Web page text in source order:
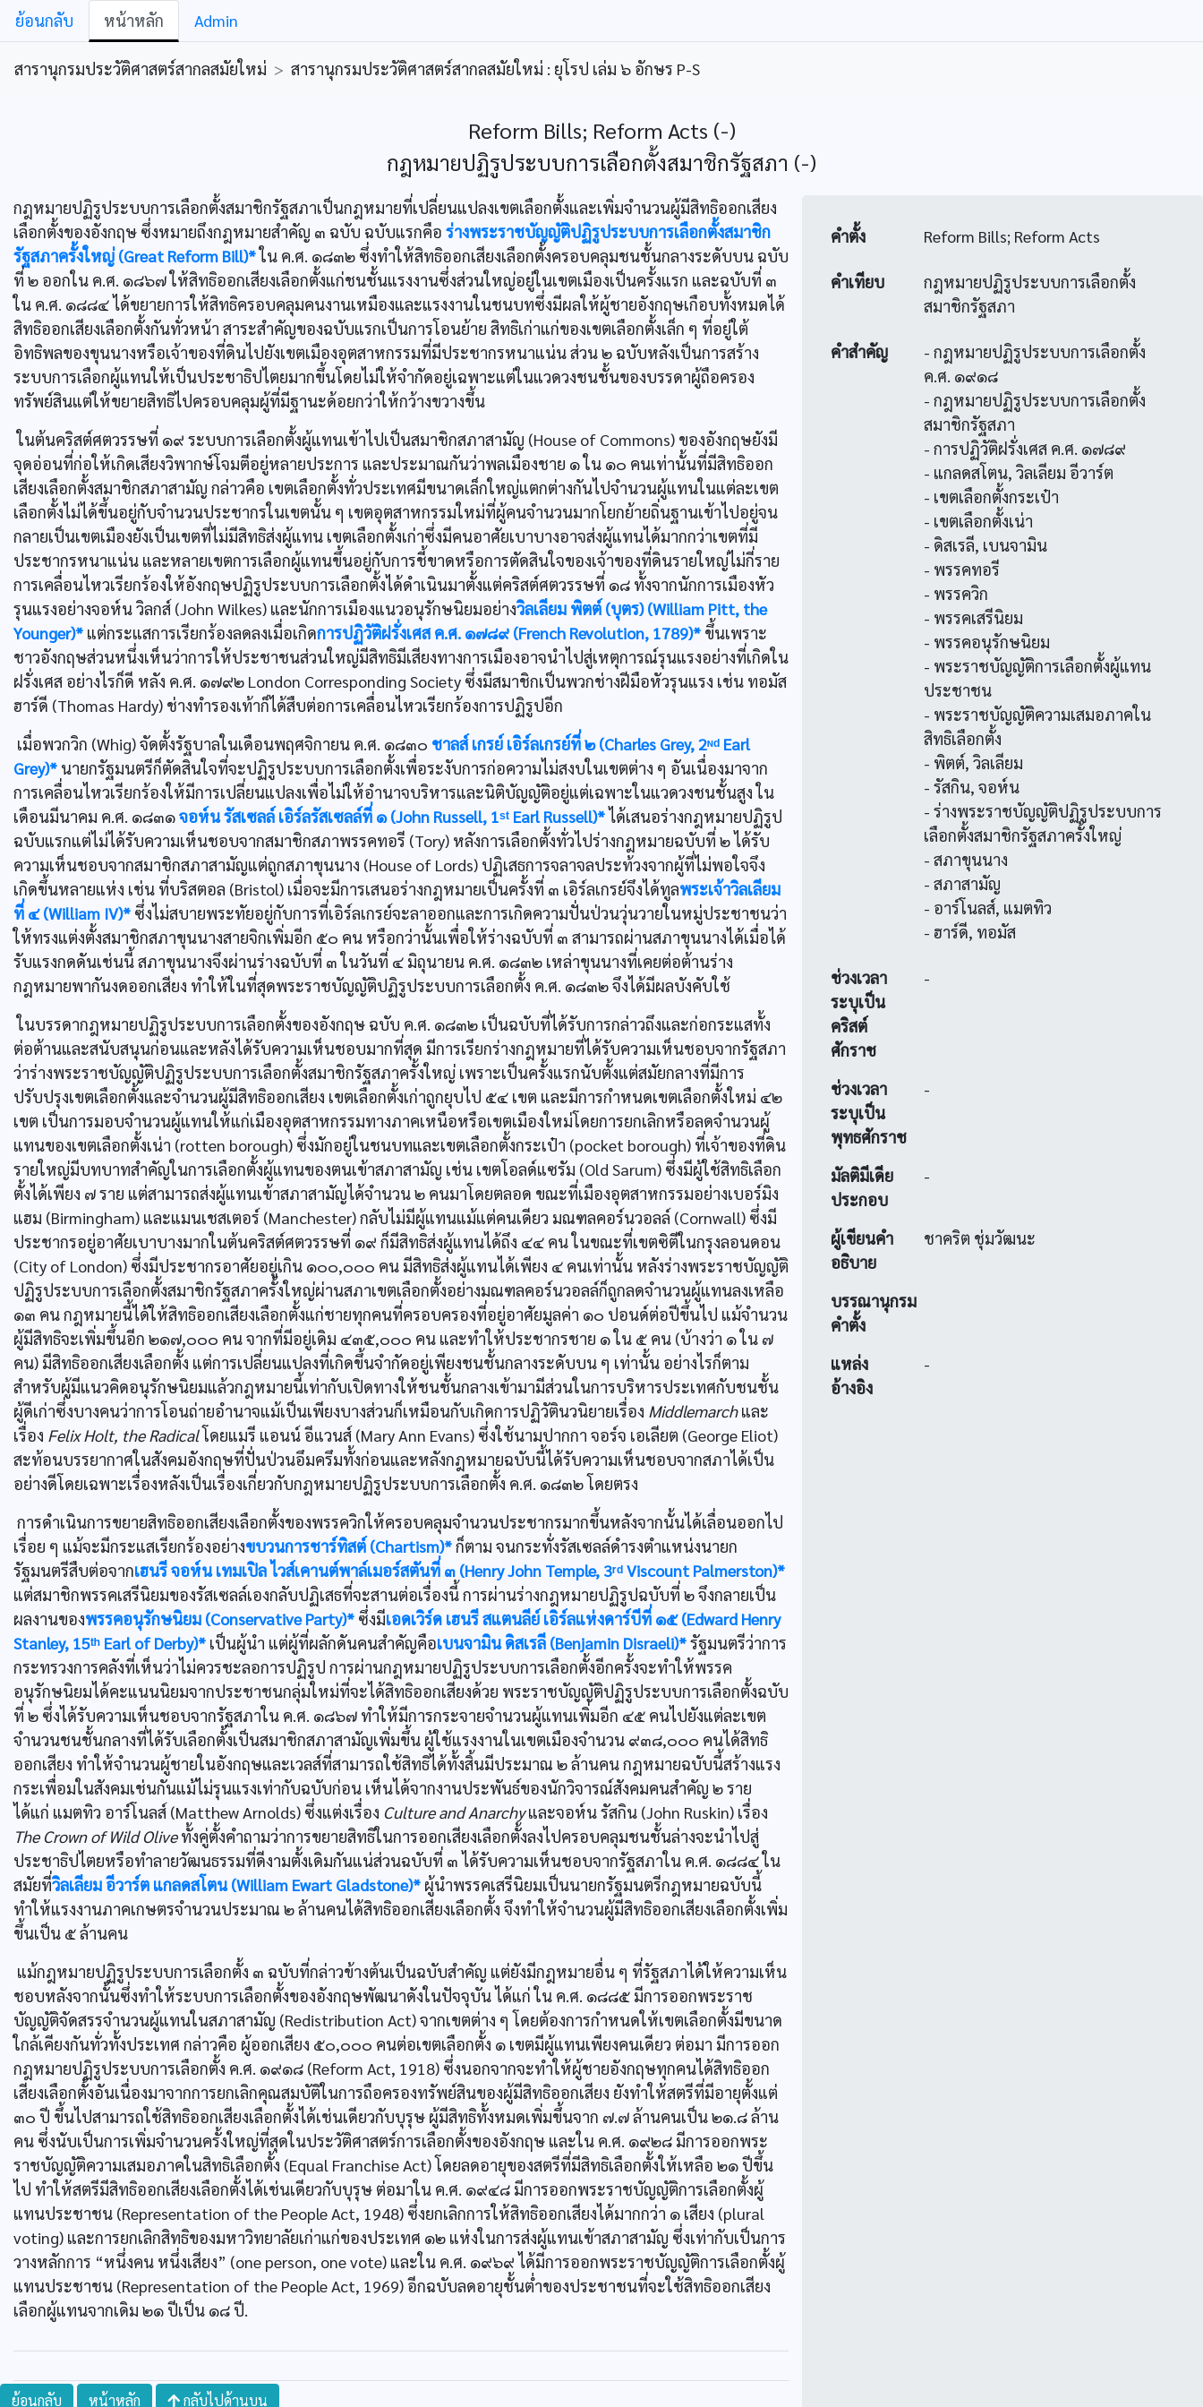
ย้อนกลับ หน้าหลัก Admin
สารานุกรมประวัติศาสตร์สากลสมัยใหม่ > สารานุกรมประวัติศาสตร์สากลสมัยใหม่ : ยุโรป เล่ม ๖ อักษร P-S
Reform Bills; Reform Acts (-)
กฎหมายปฏิรูประบบการเลือกตั้งสมาชิกรัฐสภา (-)
กฎหมายปฏิรูประบบการเลือกตั้งสมาชิกรัฐสภาเป็นกฎหมายที่เปลี่ยนแปลงเขตเลือกตั้งและเพิ่มจำนวนผู้มีสิทธิออกเสียง
เลือกตั้งของอังกฤษ ซึ่งหมายถึงกฎหมายสำคัญ ๓ ฉบับ ฉบับแรกคือ ร่างพระราชบัญญัติปฏิรูประบบการเลือกตั้งสมาชิก
รัฐสภาครั้งใหญ่ (Great Reform Bill)*ใน ค.ศ. ๑๘๓๒ ซึ่งทำให้สิทธิออกเสียงเลือกตั้งครอบคลุมชนชั้นกลางระดับบน ฉบับ
ที่ ๒ ออกใน ค.ศ. ๑๘๖๗ ให้สิทธิออกเสียงเลือกตั้งแก่ชนชั้นแรงงานซึ่งส่วนใหญ่อยู่ในเขตเมืองเป็นครั้งแรก และฉบับที่ ๓
ใน ค.ศ. ๑๘๘๔ ได้ขยายการให้สิทธิครอบคลุมคนงานเหมืองและแรงงานในชนบทซึ่งมีผลให้ผู้ชายอังกฤษเกือบทั้งหมดได้
สิทธิออกเสียงเลือกตั้งกันทั่วหน้า สาระสำคัญของฉบับแรกเป็นการโอนย้าย สิทธิเก่าแก่ของเขตเลือกตั้งเล็ก ๆ ที่อยู่ใต้
อิทธิพลของขุนนางหรือเจ้าของที่ดินไปยังเขตเมืองอุตสาหกรรมที่มีประชากรหนาแน่น ส่วน ๒ ฉบับหลังเป็นการสร้าง
ระบบการเลือกผู้แทนให้เป็นประชาธิปไตยมากขึ้นโดยไม่ให้จำกัดอยู่เฉพาะแต่ในแวดวงชนชั้นของบรรดาผู้ถือครอง
ทรัพย์สินแต่ให้ขยายสิทธิไปครอบคลุมผู้ที่มีฐานะด้อยกว่าให้กว้างขวางขึ้น
ในต้นคริสต์ศตวรรษที่ ๑๙ ระบบการเลือกตั้งผู้แทนเข้าไปเป็นสมาชิกสภาสามัญ (House of Commons) ของอังกฤษยังมี
จุดอ่อนที่ก่อให้เกิดเสียงวิพากษ์โจมตีอยู่หลายประการ และประมาณกันว่าพลเมืองชาย ๑ ใน ๑๐ คนเท่านั้นที่มีสิทธิออก
เสียงเลือกตั้งสมาชิกสภาสามัญ กล่าวคือ เขตเลือกตั้งทั่วประเทศมีขนาดเล็กใหญ่แตกต่างกันไปจำนวนผู้แทนในแต่ละเขต
เลือกตั้งไม่ได้ขึ้นอยู่กับจำนวนประชากรในเขตนั้น ๆ เขตอุตสาหกรรมใหม่ที่ผู้คนจำนวนมากโยกย้ายถิ่นฐานเข้าไปอยู่จน
กลายเป็นเขตเมืองยังเป็นเขตที่ไม่มีสิทธิส่งผู้แทน เขตเลือกตั้งเก่าซึ่งมีคนอาศัยเบาบางอาจส่งผู้แทนได้มากกว่าเขตที่มี
ประชากรหนาแน่น และหลายเขตการเลือกผู้แทนขึ้นอยู่กับการชี้ขาดหรือการตัดสินใจของเจ้าของที่ดินรายใหญ่ไม่กี่ราย
การเคลื่อนไหวเรียกร้องให้อังกฤษปฏิรูประบบการเลือกตั้งได้ดำเนินมาตั้งแต่คริสต์ศตวรรษที่ ๑๘ ทั้งจากนักการเมืองหัว
รุนแรงอย่างจอห์น วิลกส์ (John Wilkes) และนักการเมืองแนวอนุรักษนิยมอย่างวิลเลียม พิตต์ (บุตร) (William Pitt, the
Younger)* แต่กระแสการเรียกร้องลดลงเมื่อเกิดการปฏิวัติฝรั่งเศส ค.ศ. ๑๗๘๙ (French Revolution, 1789)* ขึ้นเพราะ
ชาวอังกฤษส่วนหนึ่งเห็นว่าการให้ประชาชนส่วนใหญ่มีสิทธิมีเสียงทางการเมืองอาจนำไปสู่เหตุการณ์รุนแรงอย่างที่เกิดใน
ฝรั่งเศส อย่างไรก็ดี หลัง ค.ศ. ๑๗๙๒ London Corresponding Society ซึ่งมีสมาชิกเป็นพวกช่างฝีมือหัวรุนแรง เช่น ทอมัส
ฮาร์ดี (Thomas Hardy) ช่างทำรองเท้าก็ได้สืบต่อการเคลื่อนไหวเรียกร้องการปฏิรูปอีก
เมื่อพวกวิก (Whig) จัดตั้งรัฐบาลในเดือนพฤศจิกายน ค.ศ. ๑๘๓๐ ชาลส์ เกรย์ เอิร์ลเกรย์ที่ ๒ (Charles Grey, 2ᶰᵈ Earl
Grey)* นายกรัฐมนตรีก็ตัดสินใจที่จะปฏิรูประบบการเลือกตั้งเพื่อระงับการก่อความไม่สงบในเขตต่าง ๆ อันเนื่องมาจาก
การเคลื่อนไหวเรียกร้องให้มีการเปลี่ยนแปลงเพื่อไม่ให้อำนาจบริหารและนิติบัญญัติอยู่แต่เฉพาะในแวดวงชนชั้นสูง ใน
เดือนมีนาคม ค.ศ. ๑๘๓๑จอห์น รัสเซลล์ เอิร์ลรัสเซลล์ที่ ๑ (John Russell, 1ˢᵗ Earl Russell)*ได้เสนอร่างกฎหมายปฏิรูป
ฉบับแรกแต่ไม่ได้รับความเห็นชอบจากสมาชิกสภาพรรคทอรี (Tory) หลังการเลือกตั้งทั่วไปร่างกฎหมายฉบับที่ ๒ ได้รับ
ความเห็นชอบจากสมาชิกสภาสามัญแต่ถูกสภาขุนนาง (House of Lords) ปฏิเสธการจลาจลประท้วงจากผู้ที่ไม่พอใจจึง
เกิดขึ้นหลายแห่ง เช่น ที่บริสตอล (Bristol) เมื่อจะมีการเสนอร่างกฎหมายเป็นครั้งที่ ๓ เอิร์ลเกรย์จึงได้ทูลพระเจ้าวิลเลียม
ที่ ๔ (William IV)* ซึ่งไม่สบายพระทัยอยู่กับการที่เอิร์ลเกรย์จะลาออกและการเกิดความปั่นป่วนวุ่นวายในหมู่ประชาชนว่า
ให้ทรงแต่งตั้งสมาชิกสภาขุนนางสายจิกเพิ่มอีก ๕๐ คน หรือกว่านั้นเพื่อให้ร่างฉบับที่ ๓ สามารถผ่านสภาขุนนางได้เมื่อได้
รับแรงกดดันเช่นนี้ สภาขุนนางจึงผ่านร่างฉบับที่ ๓ ในวันที่ ๔ มิถุนายน ค.ศ. ๑๘๓๒ เหล่าขุนนางที่เคยต่อต้านร่าง
กฎหมายพากันงดออกเสียง ทำให้ในที่สุดพระราชบัญญัติปฏิรูประบบการเลือกตั้ง ค.ศ. ๑๘๓๒ จึงได้มีผลบังคับใช้
ในบรรดากฎหมายปฏิรูประบบการเลือกตั้งของอังกฤษ ฉบับ ค.ศ. ๑๘๓๒ เป็นฉบับที่ได้รับการกล่าวถึงและก่อกระแสทั้ง
ต่อต้านและสนับสนุนก่อนและหลังได้รับความเห็นชอบมากที่สุด มีการเรียกร่างกฎหมายที่ได้รับความเห็นชอบจากรัฐสภา
ว่าร่างพระราชบัญญัติปฏิรูประบบการเลือกตั้งสมาชิกรัฐสภาครั้งใหญ่ เพราะเป็นครั้งแรกนับตั้งแต่สมัยกลางที่มีการ
ปรับปรุงเขตเลือกตั้งและจำนวนผู้มีสิทธิออกเสียง เขตเลือกตั้งเก่าถูกยุบไป ๕๔ เขต และมีการกำหนดเขตเลือกตั้งใหม่ ๔๒
เขต เป็นการมอบจำนวนผู้แทนให้แก่เมืองอุตสาหกรรมทางภาคเหนือหรือเขตเมืองใหม่โดยการยกเลิกหรือลดจำนวนผู้
แทนของเขตเลือกตั้งเน่า (rotten borough) ซึ่งมักอยู่ในชนบทและเขตเลือกตั้งกระเป๋า (pocket borough) ที่เจ้าของที่ดิน
รายใหญ่มีบทบาทสำคัญในการเลือกตั้งผู้แทนของตนเข้าสภาสามัญ เช่น เขตโอลด์แซรัม (Old Sarum) ซึ่งมีผู้ใช้สิทธิเลือก
ตั้งได้เพียง ๗ ราย แต่สามารถส่งผู้แทนเข้าสภาสามัญได้จำนวน ๒ คนมาโดยตลอด ขณะที่เมืองอุตสาหกรรมอย่างเบอร์มิง
แฮม (Birmingham) และแมนเชสเตอร์ (Manchester) กลับไม่มีผู้แทนแม้แต่คนเดียว มณฑลคอร์นวอลล์ (Cornwall) ซึ่งมี
ประชากรอยู่อาศัยเบาบางมากในต้นคริสต์ศตวรรษที่ ๑๙ ก็มีสิทธิส่งผู้แทนได้ถึง ๔๔ คน ในขณะที่เขตซิตีในกรุงลอนดอน
(City of London) ซึ่งมีประชากรอาศัยอยู่เกิน ๑๐๐,๐๐๐ คน มีสิทธิส่งผู้แทนได้เพียง ๔ คนเท่านั้น หลังร่างพระราชบัญญัติ
ปฏิรูประบบการเลือกตั้งสมาชิกรัฐสภาครั้งใหญ่ผ่านสภาเขตเลือกตั้งอย่างมณฑลคอร์นวอลล์ก็ถูกลดจำนวนผู้แทนลงเหลือ
๑๓ คน กฎหมายนี้ได้ให้สิทธิออกเสียงเลือกตั้งแก่ชายทุกคนที่ครอบครองที่อยู่อาศัยมูลค่า ๑๐ ปอนด์ต่อปีขึ้นไป แม้จำนวน
ผู้มีสิทธิจะเพิ่มขึ้นอีก ๒๑๗,๐๐๐ คน จากที่มีอยู่เดิม ๔๓๕,๐๐๐ คน และทำให้ประชากรชาย ๑ ใน ๕ คน (บ้างว่า ๑ ใน ๗
คน) มีสิทธิออกเสียงเลือกตั้ง แต่การเปลี่ยนแปลงที่เกิดขึ้นจำกัดอยู่เพียงชนชั้นกลางระดับบน ๆ เท่านั้น อย่างไรก็ตาม
สำหรับผู้มีแนวคิดอนุรักษนิยมแล้วกฎหมายนี้เท่ากับเปิดทางให้ชนชั้นกลางเข้ามามีส่วนในการบริหารประเทศกับชนชั้น
ผู้ดีเก่าซึ่งบางคนว่าการโอนถ่ายอำนาจแม้เป็นเพียงบางส่วนก็เหมือนกับเกิดการปฏิวัตินวนิยายเรื่อง Middlemarchและ
เรื่อง Felix Holt, the Radicalโดยแมรี แอนน์ อีแวนส์ (Mary Ann Evans) ซึ่งใช้นามปากกา จอร์จ เอเลียต (George Eliot)
สะท้อนบรรยากาศในสังคมอังกฤษที่ปั่นป่วนอึมครึมทั้งก่อนและหลังกฎหมายฉบับนี้ได้รับความเห็นชอบจากสภาได้เป็น
อย่างดีโดยเฉพาะเรื่องหลังเป็นเรื่องเกี่ยวกับกฎหมายปฏิรูประบบการเลือกตั้ง ค.ศ. ๑๘๓๒ โดยตรง
การดำเนินการขยายสิทธิออกเสียงเลือกตั้งของพรรควิกให้ครอบคลุมจำนวนประชากรมากขึ้นหลังจากนั้นได้เลื่อนออกไป
เรื่อย ๆ แม้จะมีกระแสเรียกร้องอย่างขบวนการชาร์ทิสต์ (Chartism)*ก็ตาม จนกระทั่งรัสเซลล์ดำรงตำแหน่งนายก
รัฐมนตรีสืบต่อจากเฮนรี จอห์น เทมเปิล ไวส์เคานต์พาล์เมอร์สตันที่ ๓ (Henry John Temple, 3ʳᵈ Viscount Palmerston)*
แต่สมาชิกพรรคเสรีนิยมของรัสเซลล์เองกลับปฏิเสธที่จะสานต่อเรื่องนี้ การผ่านร่างกฎหมายปฏิรูปฉบับที่ ๒ จึงกลายเป็น
ผลงานของพรรคอนุรักษนิยม (Conservative Party)* ซึ่งมีเอดเวิร์ด เฮนรี สแตนลีย์ เอิร์ลแห่งดาร์บีที่ ๑๕ (Edward Henry
Stanley, 15ᵗʰ Earl of Derby)* เป็นผู้นำ แต่ผู้ที่ผลักดันคนสำคัญคือเบนจามิน ดิสเรลี (Benjamin Disraeli)*รัฐมนตรีว่าการ
กระทรวงการคลังที่เห็นว่าไม่ควรชะลอการปฏิรูป การผ่านกฎหมายปฏิรูประบบการเลือกตั้งอีกครั้งจะทำให้พรรค
อนุรักษนิยมได้คะแนนนิยมจากประชาชนกลุ่มใหม่ที่จะได้สิทธิออกเสียงด้วย พระราชบัญญัติปฏิรูประบบการเลือกตั้งฉบับ
ที่ ๒ ซึ่งได้รับความเห็นชอบจากรัฐสภาใน ค.ศ. ๑๘๖๗ ทำให้มีการกระจายจำนวนผู้แทนเพิ่มอีก ๔๕ คนไปยังแต่ละเขต
จำนวนชนชั้นกลางที่ได้รับเลือกตั้งเป็นสมาชิกสภาสามัญเพิ่มขึ้น ผู้ใช้แรงงานในเขตเมืองจำนวน ๙๓๘,๐๐๐ คนได้สิทธิ
ออกเสียง ทำให้จำนวนผู้ชายในอังกฤษและเวลส์ที่สามารถใช้สิทธิได้ทั้งสิ้นมีประมาณ ๒ ล้านคน กฎหมายฉบับนี้สร้างแรง
กระเพื่อมในสังคมเช่นกันแม้ไม่รุนแรงเท่ากับฉบับก่อน เห็นได้จากงานประพันธ์ของนักวิจารณ์สังคมคนสำคัญ ๒ ราย
ได้แก่ แมตทิว อาร์โนลส์ (Matthew Arnolds) ซึ่งแต่งเรื่อง Culture and Anarchyและจอห์น รัสกิน (John Ruskin) เรื่อง
The Crown of Wild Oliveทั้งคู่ตั้งคำถามว่าการขยายสิทธิในการออกเสียงเลือกตั้งลงไปครอบคลุมชนชั้นล่างจะนำไปสู่
ประชาธิปไตยหรือทำลายวัฒนธรรมที่ดีงามตั้งเดิมกันแน่ส่วนฉบับที่ ๓ ได้รับความเห็นชอบจากรัฐสภาใน ค.ศ. ๑๘๘๔ ใน
สมัยที่วิลเลียม อีวาร์ต แกลดสโตน (William Ewart Gladstone)* ผู้นำพรรคเสรีนิยมเป็นนายกรัฐมนตรีกฎหมายฉบับนี้
ทำให้แรงงานภาคเกษตรจำนวนประมาณ ๒ ล้านคนได้สิทธิออกเสียงเลือกตั้ง จึงทำให้จำนวนผู้มีสิทธิออกเสียงเลือกตั้งเพิ่ม
ขึ้นเป็น ๕ ล้านคน
แม้กฎหมายปฏิรูประบบการเลือกตั้ง ๓ ฉบับที่กล่าวข้างต้นเป็นฉบับสำคัญ แต่ยังมีกฎหมายอื่น ๆ ที่รัฐสภาได้ให้ความเห็น
ชอบหลังจากนั้นซึ่งทำให้ระบบการเลือกตั้งของอังกฤษพัฒนาดังในปัจจุบัน ได้แก่ ใน ค.ศ. ๑๘๘๕ มีการออกพระราช
บัญญัติจัดสรรจำนวนผู้แทนในสภาสามัญ (Redistribution Act) จากเขตต่าง ๆ โดยต้องการกำหนดให้เขตเลือกตั้งมีขนาด
ใกล้เคียงกันทั่วทั้งประเทศ กล่าวคือ ผู้ออกเสียง ๕๐,๐๐๐ คนต่อเขตเลือกตั้ง ๑ เขตมีผู้แทนเพียงคนเดียว ต่อมา มีการออก
กฎหมายปฏิรูประบบการเลือกตั้ง ค.ศ. ๑๙๑๘ (Reform Act, 1918) ซึ่งนอกจากจะทำให้ผู้ชายอังกฤษทุกคนได้สิทธิออก
เสียงเลือกตั้งอันเนื่องมาจากการยกเลิกคุณสมบัติในการถือครองทรัพย์สินของผู้มีสิทธิออกเสียง ยังทำให้สตรีที่มีอายุตั้งแต่
๓๐ ปี ขึ้นไปสามารถใช้สิทธิออกเสียงเลือกตั้งได้เช่นเดียวกับบุรุษ ผู้มีสิทธิทั้งหมดเพิ่มขึ้นจาก ๗.๗ ล้านคนเป็น ๒๑.๘ ล้าน
คน ซึ่งนับเป็นการเพิ่มจำนวนครั้งใหญ่ที่สุดในประวัติศาสตร์การเลือกตั้งของอังกฤษ และใน ค.ศ. ๑๙๒๘ มีการออกพระ
ราชบัญญัติความเสมอภาคในสิทธิเลือกตั้ง (Equal Franchise Act) โดยลดอายุของสตรีที่มีสิทธิเลือกตั้งให้เหลือ ๒๑ ปีขึ้น
ไป ทำให้สตรีมีสิทธิออกเสียงเลือกตั้งได้เช่นเดียวกับบุรุษ ต่อมาใน ค.ศ. ๑๙๔๘ มีการออกพระราชบัญญัติการเลือกตั้งผู้
แทนประชาชน (Representation of the People Act, 1948) ซึ่งยกเลิกการให้สิทธิออกเสียงได้มากกว่า ๑ เสียง (plural
voting) และการยกเลิกสิทธิของมหาวิทยาลัยเก่าแก่ของประเทศ ๑๒ แห่งในการส่งผู้แทนเข้าสภาสามัญ ซึ่งเท่ากับเป็นการ
วางหลักการ “หนึ่งคน หนึ่งเสียง” (one person, one vote) และใน ค.ศ. ๑๙๖๙ ได้มีการออกพระราชบัญญัติการเลือกตั้งผู้
แทนประชาชน (Representation of the People Act, 1969) อีกฉบับลดอายุชั้นตํ่าของประชาชนที่จะใช้สิทธิออกเสียง
เลือกผู้แทนจากเดิม ๒๑ ปีเป็น ๑๘ ปี.
คำตั้ง Reform Bills; Reform Acts
คำเทียบ
กฎหมายปฏิรูประบบการเลือกตั้ง
สมาชิกรัฐสภา
คำสำคัญ
- กฎหมายปฏิรูประบบการเลือกตั้ง
ค.ศ. ๑๙๑๘
- กฎหมายปฏิรูประบบการเลือกตั้ง
สมาชิกรัฐสภา
- การปฏิวัติฝรั่งเศส ค.ศ. ๑๗๘๙
- แกลดสโตน, วิลเลียม อีวาร์ต
- เขตเลือกตั้งกระเป๋า
- เขตเลือกตั้งเน่า
- ดิสเรลี, เบนจามิน
- พรรคทอรี
- พรรควิก
- พรรคเสรีนิยม
- พรรคอนุรักษนิยม
- พระราชบัญญัติการเลือกตั้งผู้แทน
ประชาชน
- พระราชบัญญัติความเสมอภาคใน
สิทธิเลือกตั้ง
- พิตต์, วิลเลียม
- รัสกิน, จอห์น
- ร่างพระราชบัญญัติปฏิรูประบบการ
เลือกตั้งสมาชิกรัฐสภาครั้งใหญ่
- สภาขุนนาง
- สภาสามัญ
- อาร์โนลส์, แมตทิว
- ฮาร์ดี, ทอมัส
ช่วงเวลา
ระบุเป็น
คริสต์
ศักราช
-
ช่วงเวลา
ระบุเป็น
พุทธศักราช
-
มัลติมีเดีย
ประกอบ
-
ผู้เขียนคำ
อธิบาย
ชาคริต ชุ่มวัฒนะ
บรรณานุกรม
คำตั้ง
แหล่ง
อ้างอิง
-
ย้อนกลับ หน้าหลัก กลับไปด้านบน